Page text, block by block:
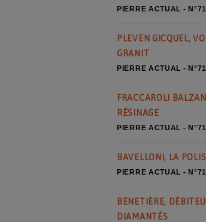
PIERRE ACTUAL -
PLEVEN GICQUEL,
GRANIT
PIERRE ACTUAL -
FRACCAROLI
RÉSINAGE
PIERRE ACTUAL -
BAVELLONI, LA
PIERRE ACTUAL -
BENETIÈRE,
DIAMANTÉS